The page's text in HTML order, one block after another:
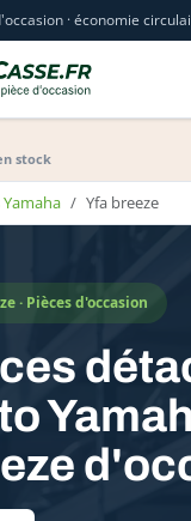
· économie
stock
Yamaha Yfa breeze
· Pièces d'occasion